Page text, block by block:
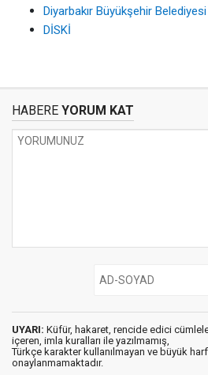
Diyarbakır Büyükşehir Belediyesi
DİSKİ
HABERE YORUM KAT
UYARI: Küfür, hakaret, rencide edici
içeren, imla kuralları ile yazılmamış,
Türkçe karakter kullanılmayan ve büyük
onaylanmamaktadır.